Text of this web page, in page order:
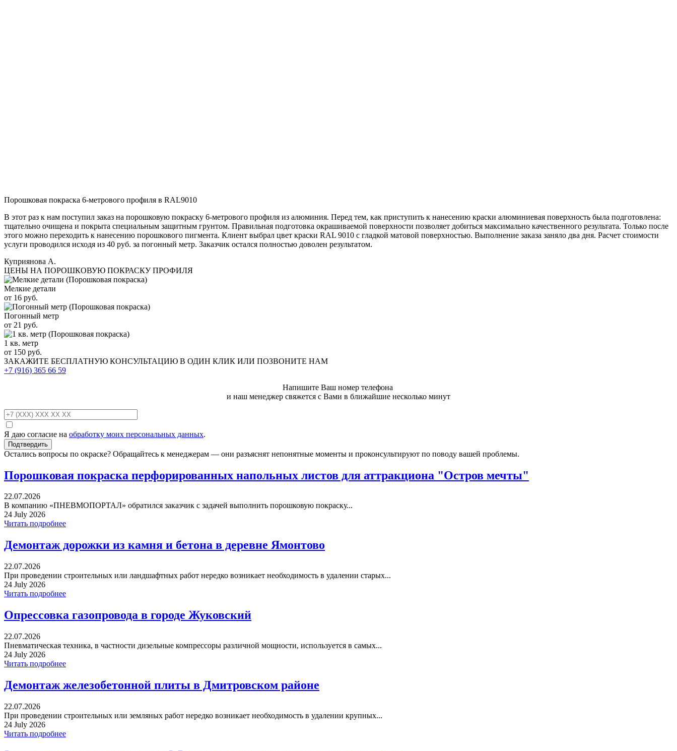
Порошковая покраска 6-метрового профиля в RAL9010
В этот раз к нам поступил заказ на порошковую покраску 6-метрового профиля из алюминия. Перед тем, как приступить к нанесению краски алюминиевая поверхность была подготовлена:
тщательно очищена и покрыта специальным защитным грунтом. Правильная подготовка окрашиваемой поверхности позволяет добиться максимально качественного результата. Только после
этого можно переходить к нанесению порошкового пигмента. Клиент выбрал цвет краски RAL 9010 с гладкой матовой поверхностью. Выполнение заказа заняло два дня. Расчет стоимости
услуги проводился исходя из 40 руб. за погонный метр. Заказчик остался полностью доволен результатом.
Куприянова А.
ЦЕНЫ НА ПОРОШКОВУЮ ПОКРАСКУ ПРОФИЛЯ
Мелкие детали
от 16 руб.
Погонный метр
от 21 руб.
1 кв. метр
от 150 руб.
ЗАКАЖИТЕ БЕСПЛАТНУЮ КОНСУЛЬТАЦИЮ В ОДИН КЛИК ИЛИ ПОЗВОНИТЕ НАМ
+7 (916) 365 66 59
Напишите Ваш номер телефона
и наш менеджер свяжется с Вами в ближайшие несколько минут
Я даю согласие на обработку моих персональных данных.
Остались вопросы по окраске? Обращайтесь к менеджерам — они разъяснят непонятные моменты и проконсультируют по поводу вашей проблемы.
Порошковая покраска перфорированных напольных листов для аттракциона "Остров мечты"
22.07.2026
В компанию «ПНЕВМОПОРТАЛ» обратился заказчик с задачей выполнить порошковую покраску...
24 July 2026
Читать подробнее
Демонтаж дорожки из камня и бетона в деревне Ямонтово
22.07.2026
При проведении строительных или ландшафтных работ нередко возникает необходимость в удалении старых...
24 July 2026
Читать подробнее
Опрессовка газопровода в городе Жуковский
22.07.2026
Пневматическая техника, в частности дизельные компрессоры различной мощности, используется в самых...
24 July 2026
Читать подробнее
Демонтаж железобетонной плиты в Дмитровском районе
22.07.2026
При проведении строительных или земляных работ нередко возникает необходимость в удалении крупных...
24 July 2026
Читать подробнее